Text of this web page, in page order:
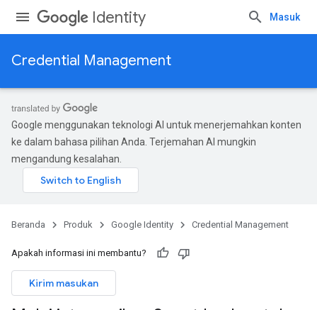
Identity Masuk
Credential Management
Google menggunakan teknologi AI untuk menerjemahkan konten
ke dalam bahasa pilihan Anda. Terjemahan AI mungkin
mengandung kesalahan.
Beranda Produk Google Identity Credential Management
Apakah informasi ini membantu?
Kirim masukan